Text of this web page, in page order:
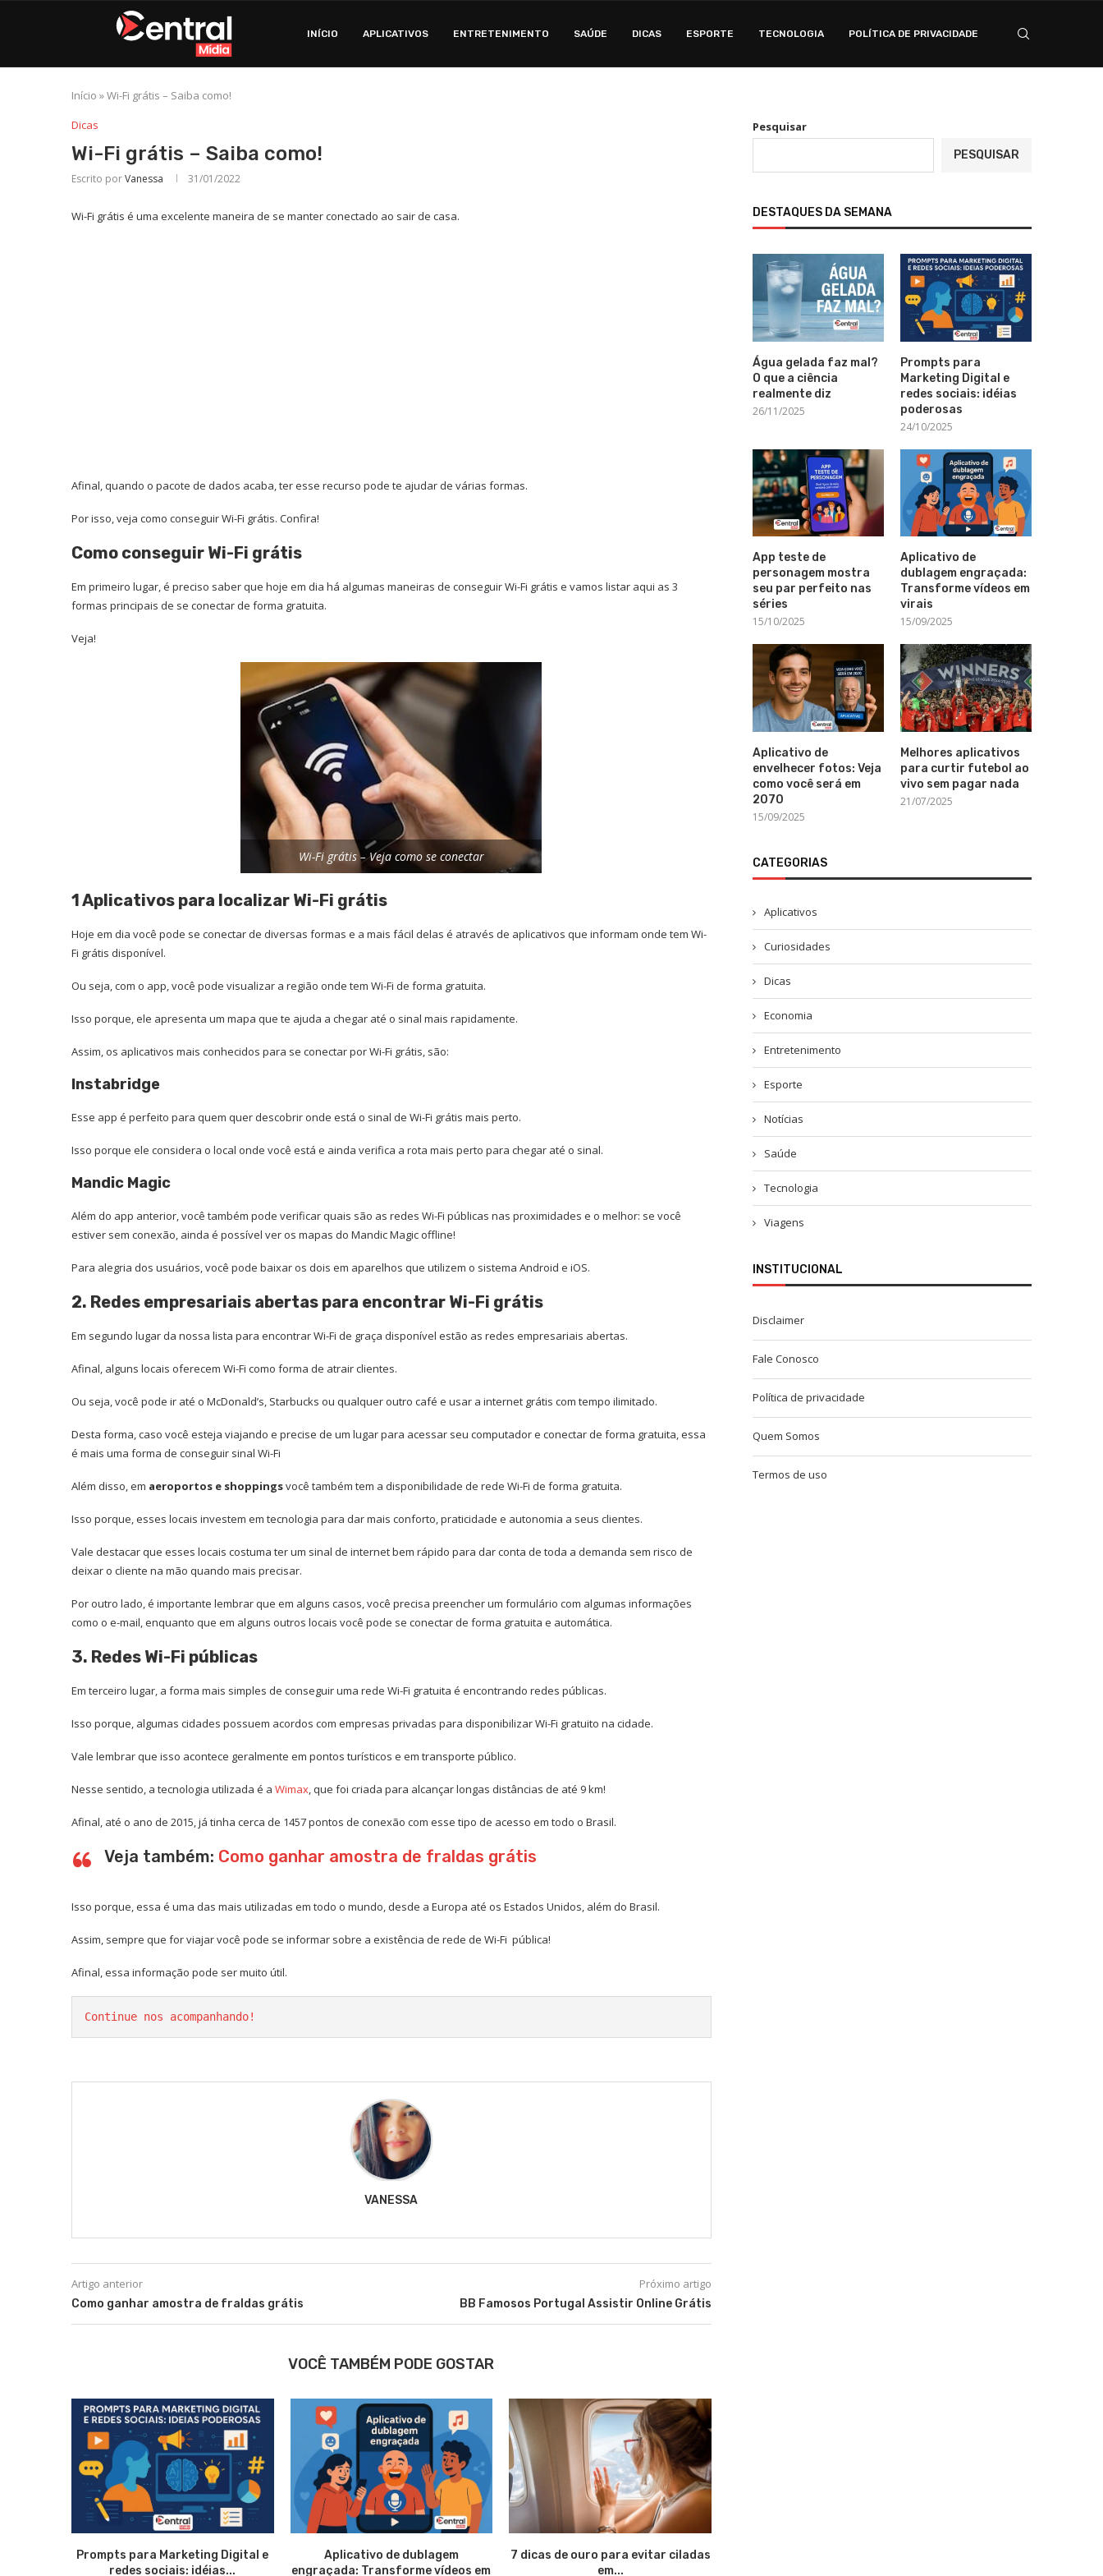
INÍCIO APLICATIVOS ENTRETENIMENTO SAÚDE DICAS ESPORTE TECNOLOGIA POLÍTICA DE PRIVACIDADE
Início »Wi-Fi grátis – Saiba como!
Dicas
Wi-Fi grátis – Saiba como!
Escrito porVanessa 31/01/2022
Wi-Fi grátis é uma excelente maneira de se manter conectado ao sair de casa.
Afinal, quando o pacote de dados acaba, ter esse recurso pode te ajudar de várias formas.
Por isso, veja como conseguir Wi-Fi grátis. Confira!
Como conseguir Wi-Fi grátis
Em primeiro lugar, é preciso saber que hoje em dia há algumas maneiras de conseguir Wi-Fi grátis e vamos listar aqui as 3
formas principais de se conectar de forma gratuita.
Veja!
Wi-Fi grátis – Veja como se conectar
1 Aplicativos para localizar Wi-Fi grátis
Hoje em dia você pode se conectar de diversas formas e a mais fácil delas é através de aplicativos que informam onde tem Wi-
Fi grátis disponível.
Ou seja, com o app, você pode visualizar a região onde tem Wi-Fi de forma gratuita.
Isso porque, ele apresenta um mapa que te ajuda a chegar até o sinal mais rapidamente.
Assim, os aplicativos mais conhecidos para se conectar por Wi-Fi grátis, são:
Instabridge
Esse app é perfeito para quem quer descobrir onde está o sinal de Wi-Fi grátis mais perto.
Isso porque ele considera o local onde você está e ainda verifica a rota mais perto para chegar até o sinal.
Mandic Magic
Além do app anterior, você também pode verificar quais são as redes Wi-Fi públicas nas proximidades e o melhor: se você
estiver sem conexão, ainda é possível ver os mapas do Mandic Magic offline!
Para alegria dos usuários, você pode baixar os dois em aparelhos que utilizem o sistema Android e iOS.
2. Redes empresariais abertas para encontrar Wi-Fi grátis
Em segundo lugar da nossa lista para encontrar Wi-Fi de graça disponível estão as redes empresariais abertas.
Afinal, alguns locais oferecem Wi-Fi como forma de atrair clientes.
Ou seja, você pode ir até o McDonald’s, Starbucks ou qualquer outro café e usar a internet grátis com tempo ilimitado.
Desta forma, caso você esteja viajando e precise de um lugar para acessar seu computador e conectar de forma gratuita, essa
é mais uma forma de conseguir sinal Wi-Fi
Além disso, em aeroportos e shoppingsvocê também tem a disponibilidade de rede Wi-Fi de forma gratuita.
Isso porque, esses locais investem em tecnologia para dar mais conforto, praticidade e autonomia a seus clientes.
Vale destacar que esses locais costuma ter um sinal de internet bem rápido para dar conta de toda a demanda sem risco de
deixar o cliente na mão quando mais precisar.
Por outro lado, é importante lembrar que em alguns casos, você precisa preencher um formulário com algumas informações
como o e-mail, enquanto que em alguns outros locais você pode se conectar de forma gratuita e automática.
3. Redes Wi-Fi públicas
Em terceiro lugar, a forma mais simples de conseguir uma rede Wi-Fi gratuita é encontrando redes públicas.
Isso porque, algumas cidades possuem acordos com empresas privadas para disponibilizar Wi-Fi gratuito na cidade.
Vale lembrar que isso acontece geralmente em pontos turísticos e em transporte público.
Nesse sentido, a tecnologia utilizada é a Wimax, que foi criada para alcançar longas distâncias de até 9 km!
Afinal, até o ano de 2015, já tinha cerca de 1457 pontos de conexão com esse tipo de acesso em todo o Brasil.
Veja também: Como ganhar amostra de fraldas grátis
Isso porque, essa é uma das mais utilizadas em todo o mundo, desde a Europa até os Estados Unidos, além do Brasil.
Assim, sempre que for viajar você pode se informar sobre a existência de rede de Wi-Fi pública!
Afinal, essa informação pode ser muito útil.
Continue nos acompanhando!
VANESSA
Artigo anterior
Como ganhar amostra de fraldas grátis
Próximo artigo
BB Famosos Portugal Assistir Online Grátis
VOCÊ TAMBÉM PODE GOSTAR
Prompts para Marketing Digital e
redes sociais: idéias...
Aplicativo de dublagem
engraçada: Transforme vídeos em
7 dicas de ouro para evitar ciladas
em...
Pesquisar
PESQUISAR
DESTAQUES DA SEMANA
Água gelada faz mal?
O que a ciência
realmente diz
26/11/2025
Prompts para
Marketing Digital e
redes sociais: idéias
poderosas
24/10/2025
App teste de
personagem mostra
seu par perfeito nas
séries
15/10/2025
Aplicativo de
dublagem engraçada:
Transforme vídeos em
virais
15/09/2025
Aplicativo de
envelhecer fotos: Veja
como você será em
2070
15/09/2025
Melhores aplicativos
para curtir futebol ao
vivo sem pagar nada
21/07/2025
CATEGORIAS
Aplicativos
Curiosidades
Dicas
Economia
Entretenimento
Esporte
Notícias
Saúde
Tecnologia
Viagens
INSTITUCIONAL
Disclaimer
Fale Conosco
Política de privacidade
Quem Somos
Termos de uso